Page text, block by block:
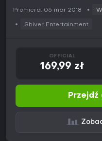
Premiera: 06 mar 2018
Shiver Entertainment
OFFICIAL
169,99 zł
Przejdź